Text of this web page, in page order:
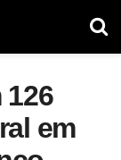
em